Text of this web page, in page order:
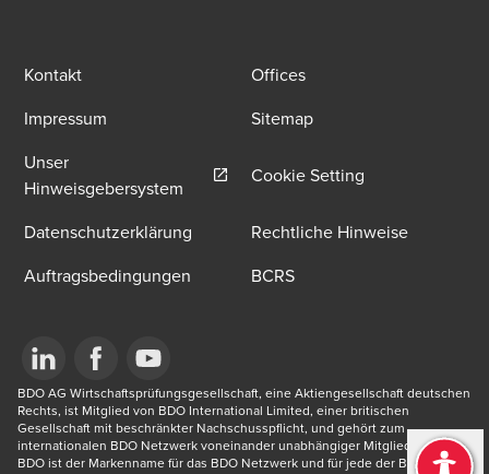
Kontakt
Offices
Impressum
Sitemap
Unser
Hinweisgebersystem Opens in a new window/tab
Cookie Setting
Datenschutzerklärung
Rechtliche Hinweise
Auftragsbedingungen
BCRS
Opens in a new window/tab
Opens in a new window/tab
Opens in a new window/tab
BDO AG Wirtschaftsprüfungsgesellschaft, eine Aktiengesellschaft deutschen
Rechts, ist Mitglied von BDO International Limited, einer britischen
Gesellschaft mit beschränkter Nachschusspflicht, und gehört zum
internationalen BDO Netzwerk voneinander unabhängiger Mitgliedsfirmen.
BDO ist der Markenname für das BDO Netzwerk und für jede der BDO